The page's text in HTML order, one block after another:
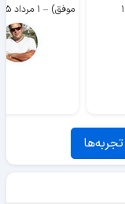
موفق) – ۱ مرداد ۱۴۰۵